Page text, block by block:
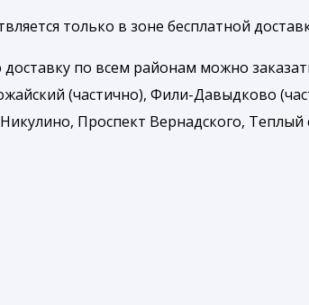
только в зоне бесплатной
по всем районам можно
(частично), Фили-Давыдково
Проспект Вернадского, Теплый